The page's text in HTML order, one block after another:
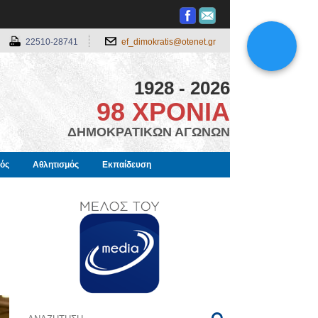
22510-28741 ef_dimokratis@otenet.gr
1928 - 2026
98 ΧΡΟΝΙΑ
ΔΗΜΟΚΡΑΤΙΚΩΝ ΑΓΩΝΩΝ
Αθλητισμός Εκπαίδευση